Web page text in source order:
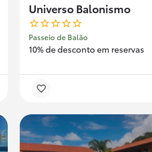
Universo Balonismo
Passeio de Balão
10% de desconto em reservas